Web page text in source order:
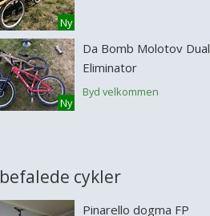
Ny
Ny
Da Bomb Molotov Dual
Eliminator
Byd velkommen
cykler
Pinarello dogma FP